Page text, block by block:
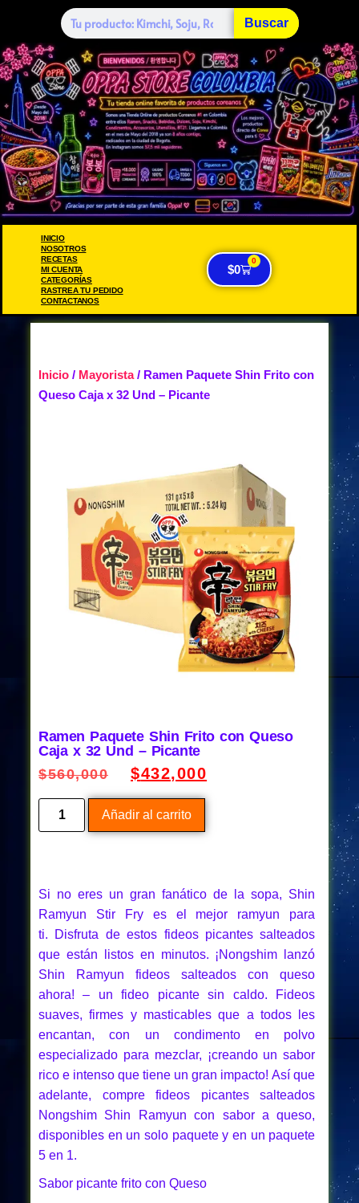
Buscar
INICIO
NOSOTROS
RECETAS
MI CUENTA
CATEGORÍAS
RASTREA TU PEDIDO
CONTACTANOS
$0
0
Inicio / Mayorista/ Ramen Paquete Shin Frito con
Queso Caja x 32 Und – Picante
Ramen Paquete Shin Frito con Queso
Caja x 32 Und – Picante
$560,000 $432,000
Añadir al carrito
Si no eres un gran fanático de la sopa, Shin
Ramyun Stir Fry es el mejor ramyun para
ti. Disfruta de estos fideos picantes salteados
que están listos en minutos. ¡Nongshim lanzó
Shin Ramyun fideos salteados con queso
ahora! – un fideo picante sin caldo. Fideos
suaves, firmes y masticables que a todos les
encantan, con un condimento en polvo
especializado para mezclar, ¡creando un sabor
rico e intenso que tiene un gran impacto! Así que
adelante, compre fideos picantes salteados
Nongshim Shin Ramyun con sabor a queso,
disponibles en un solo paquete y en un paquete
5 en 1.
Sabor picante frito con Queso